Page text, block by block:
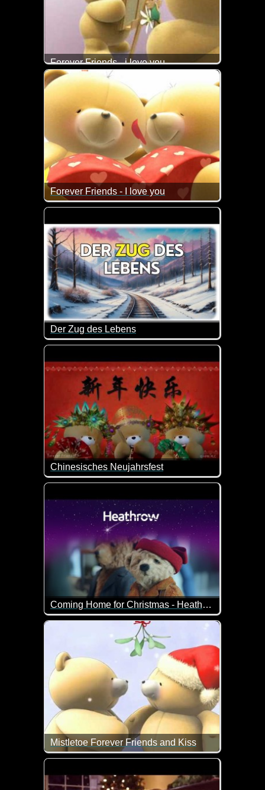
Forever Friends - i love you
Das ist doch ein super liebes Video.
Forever Friends - I love you
Wenn das nicht mal wieder super herzig ist.
Der Zug des Lebens
Das Leben ist wie eine Zugfahrt - voller
Chinesisches Neujahrsfest
Ein richtig schönes Video zum Chinesischen
Coming Home for Christmas - Heathrow Airport
Heimkommen an Weihnachen - ist das nicht was
Mistletoe Forever Friends and Kiss
Wie lieb ist das denn. Ein Weihnachts-Küsschen